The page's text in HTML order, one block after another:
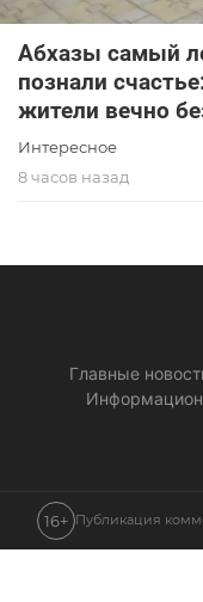
Абхазы самый
познали
жители вечно
Интересное
8 часов назад
Главные
16+ Публикация